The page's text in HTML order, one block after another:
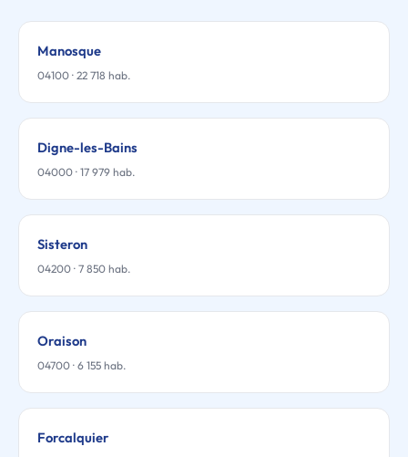
Manosque
04100 · 22 718 hab.
Digne-les-Bains
04000 · 17 979 hab.
Sisteron
04200 · 7 850 hab.
Oraison
04700 · 6 155 hab.
Forcalquier